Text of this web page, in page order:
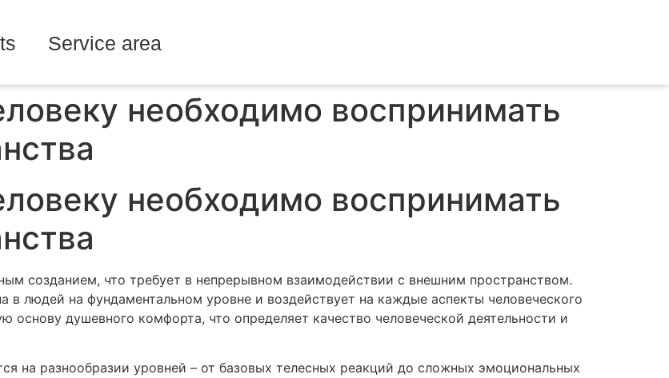
Service area
необходимо воспринимать
необходимо воспринимать
созданием, что требует в непрерывном взаимодействии с внешним пространством.
в людей на фундаментальном уровне и воздействует на каждые аспекты человеческого
основу душевного комфорта, что определяет качество человеческой деятельности и
на разнообразии уровней – от базовых телесных реакций до сложных эмоциональных